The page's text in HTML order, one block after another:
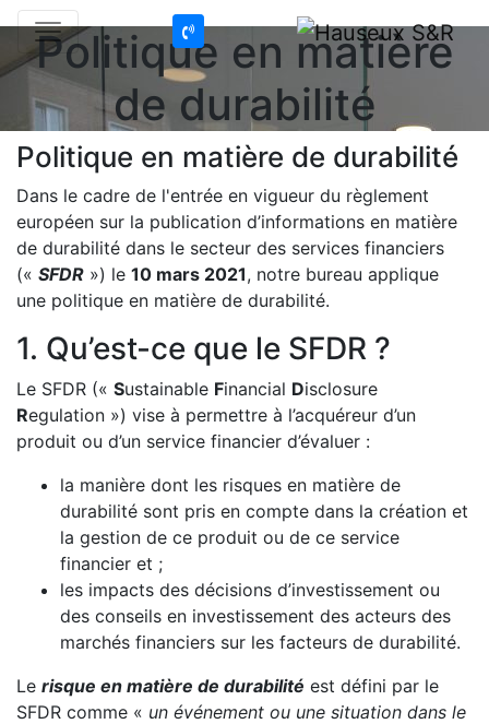
Politique en matière
de durabilité
Politique en matière de durabilité
Dans le cadre de l'entrée en vigueur du règlement
européen sur la publication d’informations en matière
de durabilité dans le secteur des services financiers
(« SFDR ») le 10 mars 2021, notre bureau applique
une politique en matière de durabilité.
1. Qu’est-ce que le SFDR ?
Le SFDR (« Sustainable Financial Disclosure
Regulation ») vise à permettre à l’acquéreur d’un
produit ou d’un service financier d’évaluer :
la manière dont les risques en matière de
durabilité sont pris en compte dans la création et
la gestion de ce produit ou de ce service
financier et ;
les impacts des décisions d’investissement ou
des conseils en investissement des acteurs des
marchés financiers sur les facteurs de durabilité.
Le risque en matière de durabilité est défini par le
SFDR comme « un événement ou une situation dans le